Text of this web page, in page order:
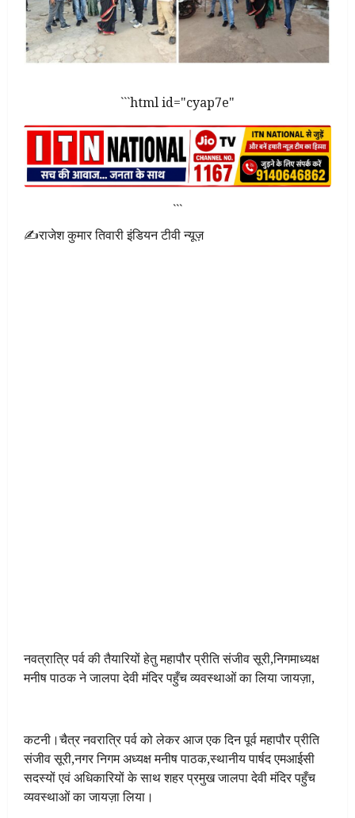
```html id="cyap7e"
```
✍राजेश कुमार तिवारी इंडियन टीवी न्यूज़
नवत्रात्रि पर्व की तैयारियों हेतु महापौर प्रीति संजीव सूरी,निगमाध्यक्ष
मनीष पाठक ने जालपा देवी मंदिर पहुँच व्यवस्थाओं का लिया जायज़ा,
कटनी।चैत्र नवरात्रि पर्व को लेकर आज एक दिन पूर्व महापौर प्रीति
संजीव सूरी,नगर निगम अध्यक्ष मनीष पाठक,स्थानीय पार्षद एमआईसी
सदस्यों एवं अधिकारियों के साथ शहर प्रमुख जालपा देवी मंदिर पहुँच
व्यवस्थाओं का जायज़ा लिया।